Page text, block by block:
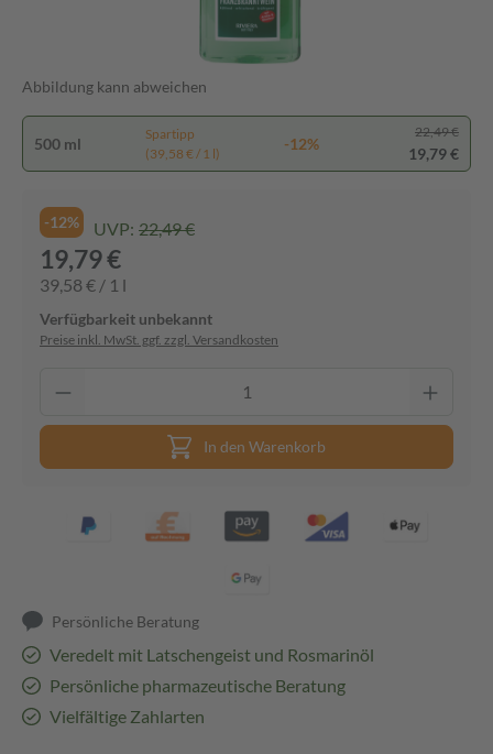
Abbildung kann abweichen
500 ml
Spartipp
(39,58 € / 1 l)
-12%
22,49 €
19,79 €
-12% UVP: 22,49 €
19,79 €
39,58 € / 1 l
Verfügbarkeit unbekannt
Preise inkl. MwSt. ggf. zzgl. Versandkosten
In den Warenkorb
Persönliche Beratung
Veredelt mit Latschengeist und Rosmarinöl
Persönliche pharmazeutische Beratung
Vielfältige Zahlarten